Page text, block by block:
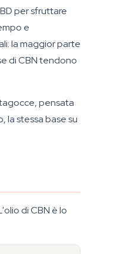
per sfruttare
e
la maggior parte
di CBN tendono
pensata
la stessa base su
di CBN è lo